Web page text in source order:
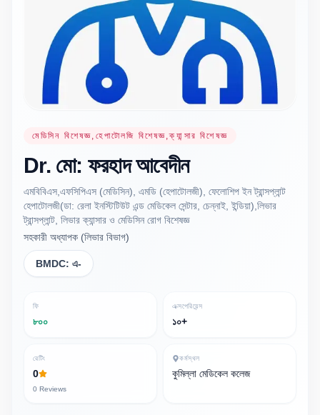
মেডিসিন বিশেষজ্ঞ,হেপাটোলজি বিশেষজ্ঞ,ক্যান্সার বিশেষজ্ঞ
Dr. মো: ফরহাদ আবেদীন
এমবিবিএস,এফসিপিএস (মেডিসিন), এমডি (হেপাটোলজী), ফেলোশিপ ইন ট্রান্সপ্লান্ট
হেপাটোলজী(ডা: রেলা ইনস্টিটিউট এন্ড মেডিকেল সেন্টার, চেন্নাই, ইন্ডিয়া),লিভার
ট্রান্সপ্লান্ট, লিভার ক্যান্সার ও মেডিসিন রোগ বিশেষজ্ঞ
সহকারী অধ্যাপক (লিভার বিভাগ)
BMDC: এ-
ফি
৮০০
এক্সপেরিয়েন্স
১০+
রেটিং
0
0 Reviews
কর্মস্থল
কুমিল্লা মেডিকেল কলেজ